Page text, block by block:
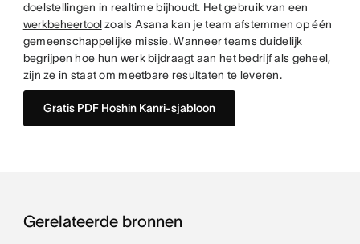
doelstellingen in realtime bijhoudt. Het gebruik van een
werkbeheertoolzoals Asana kan je team afstemmen op één
gemeenschappelijke missie. Wanneer teams duidelijk
begrijpen hoe hun werk bijdraagt aan het bedrijf als geheel,
zijn ze in staat om meetbare resultaten te leveren.
Gratis PDF Hoshin Kanri-sjabloon
Gerelateerde bronnen